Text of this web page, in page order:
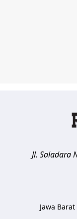
Jl. Saladara
Jawa Barat